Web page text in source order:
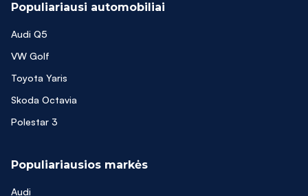
Populiariausi automobiliai
Audi Q5
VW Golf
Toyota Yaris
Skoda Octavia
Polestar 3
Populiariausios markės
Audi